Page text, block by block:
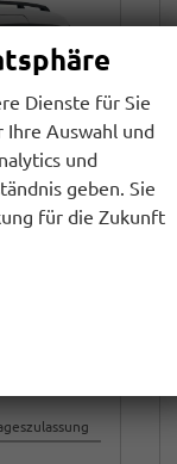
Dienste für Sie
Auswahl und
und
geben. Sie
für die Zukunft